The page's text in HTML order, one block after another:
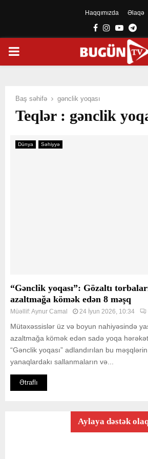
Haqqımızda Əlaqə
Facebook
Instagram
Youtube
PRIMARY
Baş səhifə gənclik yoqası
Teqlər : gənclik
Dünya Səhiyyə
“Gənclik yoqası”: Gözaltı
azaltmağa kömək edən 8 məşq
Müəllif:Aynur Camal 24 İyun 2026, 10:34
Mütəxəssislər üz və boyun nahiyəsində
azaltmağa kömək edən sadə yoqa
“Gənclik yoqası” adlandırılan bu
yanaqlardakı sallanmaların və...
Ətraflı
Aylaya dəstək